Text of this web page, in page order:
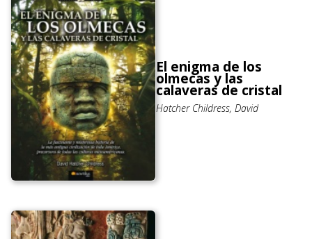
El enigma de los
olmecas y las
calaveras de cristal
Hatcher Childress, David